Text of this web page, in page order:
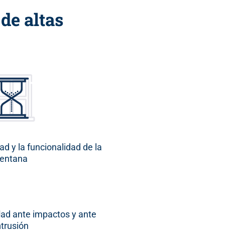
altas
y la funcionalidad de la
ante impactos y ante